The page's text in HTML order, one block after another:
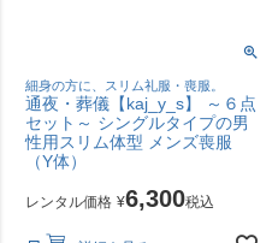
細身の方に、スリム礼服・喪服。
通夜・葬儀【kaj_y_s】 ～６点
セット～ シングルタイプの男
性用スリム体型 メンズ喪服
（Y体）
レンタル価格 ¥6,300税込